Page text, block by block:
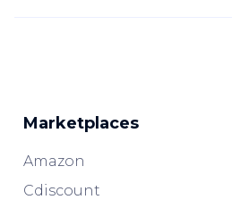
Marketplaces
Amazon
Cdiscount